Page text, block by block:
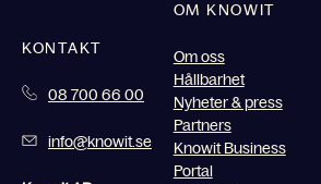
KONTAKT
08 700 66 00
info@knowit.se
OM KNOWIT
Om oss
Hållbarhet
Nyheter & press
Partners
Knowit Business
Portal